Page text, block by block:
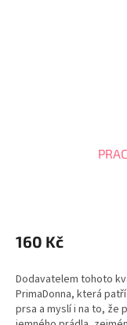
produktu
je
z
5
hvězdiček.
160 Kč
Dodavatelem tohoto
PrimaDonna, která
prsa a myslí i na to, že